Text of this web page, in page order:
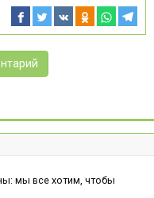
мы все хотим, чтобы